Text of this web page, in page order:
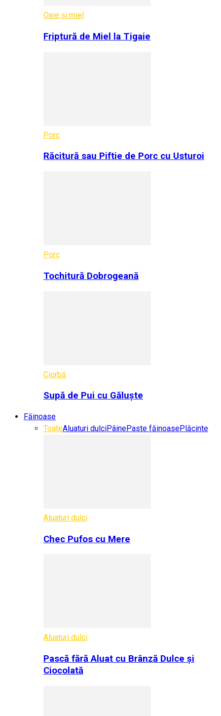
Oaie și miel
Friptură de Miel la Tigaie
Porc
Răcitură sau Piftie de Porc cu Usturoi
Porc
Tochitură Dobrogeană
Ciorbă
Supă de Pui cu Găluște
Făinoase
ToateAluaturi dulciPâinePaste făinoasePlăcinte
Aluaturi dulci
Chec Pufos cu Mere
Aluaturi dulci
Pască fără Aluat cu Brânză Dulce și
Ciocolată